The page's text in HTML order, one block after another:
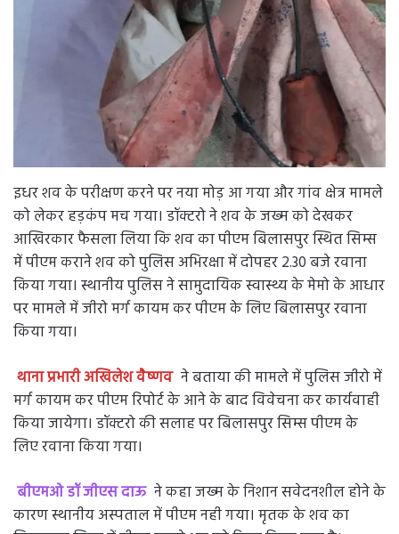
इधर शव के परीक्षण करने पर नया मोड़ आ गया और गांव क्षेत्र मामले
को लेकर हड़कंप मच गया। डॉक्टरो ने शव के जख्म को देखकर
आखिरकार फैसला लिया कि शव का पीएम बिलासपुर स्थित सिम्स
में पीएम कराने शव को पुलिस अभिरक्षा में दोपहर 2.30 बजे रवाना
किया गया। स्थानीय पुलिस ने सामुदायिक स्वास्थ्य के मेमो के आधार
पर मामले में जीरो मर्ग कायम कर पीएम के लिए बिलासपुर रवाना
किया गया।
थाना प्रभारी अखिलेश वैष्णव ने बताया की मामले में पुलिस जीरो में
मर्ग कायम कर पीएम रिपोर्ट के आने के बाद विवेचना कर कार्यवाही
किया जायेगा। डॉक्टरो की सलाह पर बिलासपुर सिम्स पीएम के
लिए रवाना किया गया।
बीएमओ डॉ जीएस दाऊ ने कहा जख्म के निशान सवेदनशील होने के
कारण स्थानीय अस्पताल में पीएम नही गया। मृतक के शव का